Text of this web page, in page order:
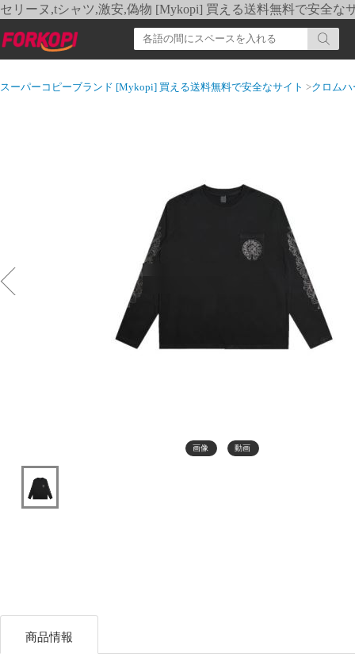
セリーヌ,tシャツ,激安,偽物 [Mykopi] 買える送料無料で安全な
スーパーコピーブランド [Mykopi] 買える送料無料で安全なサイト >クロム
画像 動画
商品情報